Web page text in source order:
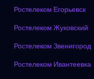
Ростелеком Егорьевск
Ростелеком Жуковский
Ростелеком Звенигород
Ростелеком Ивантеевка